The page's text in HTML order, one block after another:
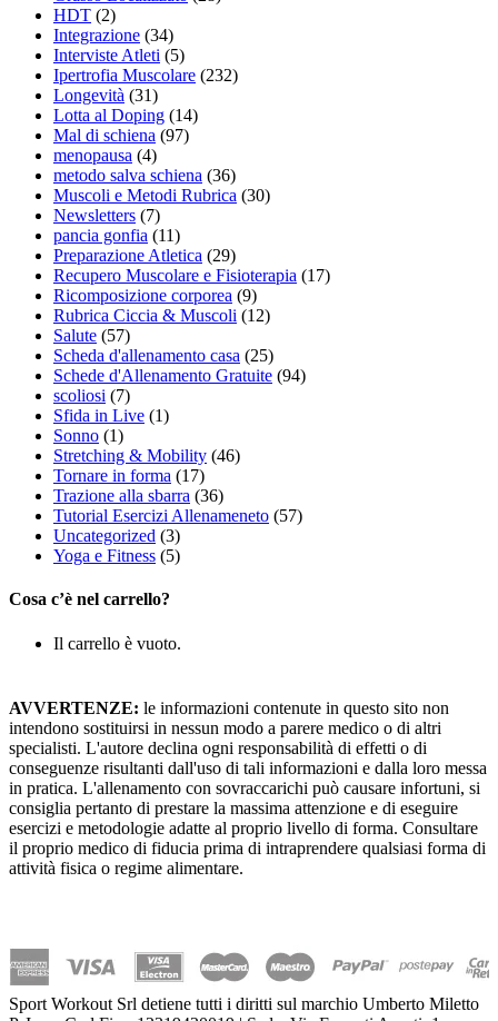
HDT (2)
Integrazione (34)
Interviste Atleti (5)
Ipertrofia Muscolare (232)
Longevità (31)
Lotta al Doping (14)
Mal di schiena (97)
menopausa (4)
metodo salva schiena (36)
Muscoli e Metodi Rubrica (30)
Newsletters (7)
pancia gonfia (11)
Preparazione Atletica (29)
Recupero Muscolare e Fisioterapia (17)
Ricomposizione corporea (9)
Rubrica Ciccia & Muscoli (12)
Salute (57)
Scheda d'allenamento casa (25)
Schede d'Allenamento Gratuite (94)
scoliosi (7)
Sfida in Live (1)
Sonno (1)
Stretching & Mobility (46)
Tornare in forma (17)
Trazione alla sbarra (36)
Tutorial Esercizi Allenameneto (57)
Uncategorized (3)
Yoga e Fitness (5)
Cosa c’è nel carrello?
Il carrello è vuoto.
AVVERTENZE: le informazioni contenute in questo sito non
intendono sostituirsi in nessun modo a parere medico o di altri
specialisti. L'autore declina ogni responsabilità di effetti o di
conseguenze risultanti dall'uso di tali informazioni e dalla loro messa
in pratica. L'allenamento con sovraccarichi può causare infortuni, si
consiglia pertanto di prestare la massima attenzione e di eseguire
esercizi e metodologie adatte al proprio livello di forma. Consultare
il proprio medico di fiducia prima di intraprendere qualsiasi forma di
attività fisica o regime alimentare.
Sport Workout Srl detiene tutti i diritti sul marchio Umberto Miletto